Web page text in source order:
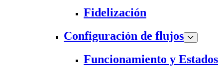
Fidelización
Configuración de flujos
Funcionamiento y Estados